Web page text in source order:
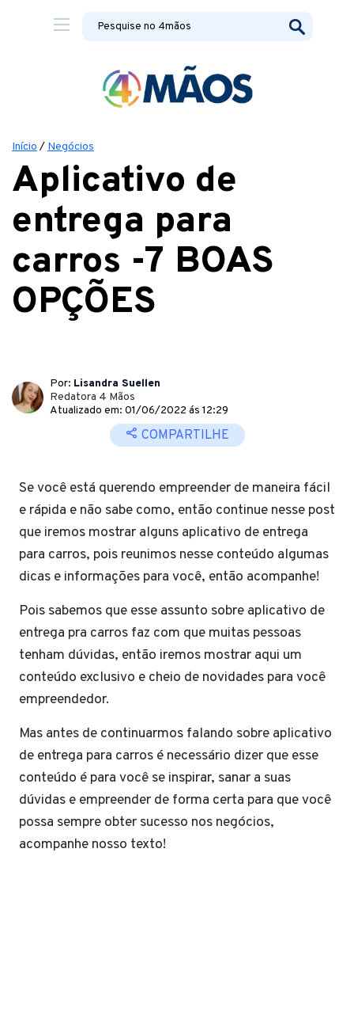
Início / Negócios
Aplicativo de
entrega para
carros -7 BOAS
OPÇÕES
Por: Lisandra Suellen
Redatora 4 Mãos
Atualizado em: 01/06/2022 ás 12:29
COMPARTILHE
Se você está querendo empreender de maneira fácil
e rápida e não sabe como, então continue nesse post
que iremos mostrar alguns aplicativo de entrega
para carros, pois reunimos nesse conteúdo algumas
dicas e informações para você, então acompanhe!
Pois sabemos que esse assunto sobre aplicativo de
entrega pra carros faz com que muitas pessoas
tenham dúvidas, então iremos mostrar aqui um
conteúdo exclusivo e cheio de novidades para você
empreendedor.
Mas antes de continuarmos falando sobre aplicativo
de entrega para carros é necessário dizer que esse
conteúdo é para você se inspirar, sanar a suas
dúvidas e empreender de forma certa para que você
possa sempre obter sucesso nos negócios,
acompanhe nosso texto!